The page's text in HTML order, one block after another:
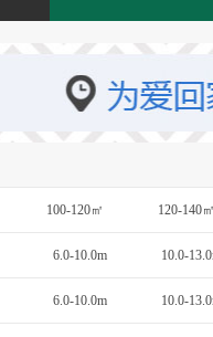
100-120㎡ 120-140
6.0-10.0m 10.0-
6.0-10.0m 10.0-